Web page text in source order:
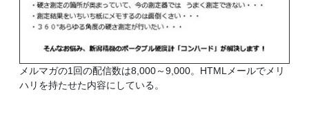
メルマガの1回の配信数は8,000～9,000。HTMLメールでメリ
ハリを持たせた内容にしている。